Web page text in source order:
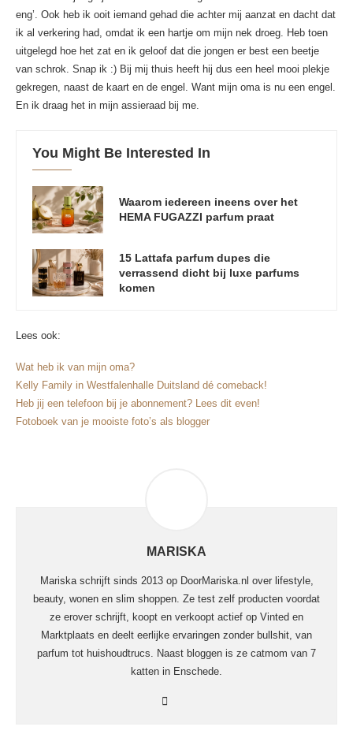
eng’. Ook heb ik ooit iemand gehad die achter mij aanzat en dacht dat
ik al verkering had, omdat ik een hartje om mijn nek droeg. Heb toen
uitgelegd hoe het zat en ik geloof dat die jongen er best een beetje
van schrok. Snap ik :) Bij mij thuis heeft hij dus een heel mooi plekje
gekregen, naast de kaart en de engel. Want mijn oma is nu een engel.
En ik draag het in mijn assieraad bij me.
You Might Be Interested In
Waarom iedereen ineens over het
HEMA FUGAZZI parfum praat
15 Lattafa parfum dupes die
verrassend dicht bij luxe parfums
komen
Lees ook:
Wat heb ik van mijn oma?
Kelly Family in Westfalenhalle Duitsland dé comeback!
Heb jij een telefoon bij je abonnement? Lees dit even!
Fotoboek van je mooiste foto’s als blogger
MARISKA
Mariska schrijft sinds 2013 op DoorMariska.nl over lifestyle,
beauty, wonen en slim shoppen. Ze test zelf producten voordat
ze erover schrijft, koopt en verkoopt actief op Vinted en
Marktplaats en deelt eerlijke ervaringen zonder bullshit, van
parfum tot huishoudtrucs. Naast bloggen is ze catmom van 7
katten in Enschede.